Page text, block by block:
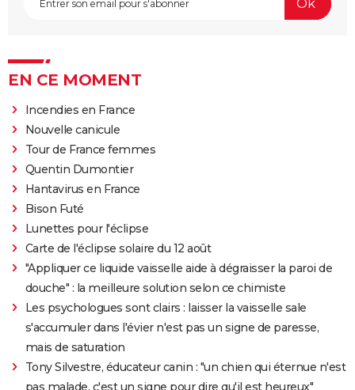
EN CE MOMENT
Incendies en France
Nouvelle canicule
Tour de France femmes
Quentin Dumontier
Hantavirus en France
Bison Futé
Lunettes pour l'éclipse
Carte de l'éclipse solaire du 12 août
"Appliquer ce liquide vaisselle aide à dégraisser la paroi de
douche" : la meilleure solution selon ce chimiste
Les psychologues sont clairs : laisser la vaisselle sale
s'accumuler dans l'évier n'est pas un signe de paresse,
mais de saturation
Tony Silvestre, éducateur canin : "un chien qui éternue n'est
pas malade, c'est un signe pour dire qu'il est heureux"